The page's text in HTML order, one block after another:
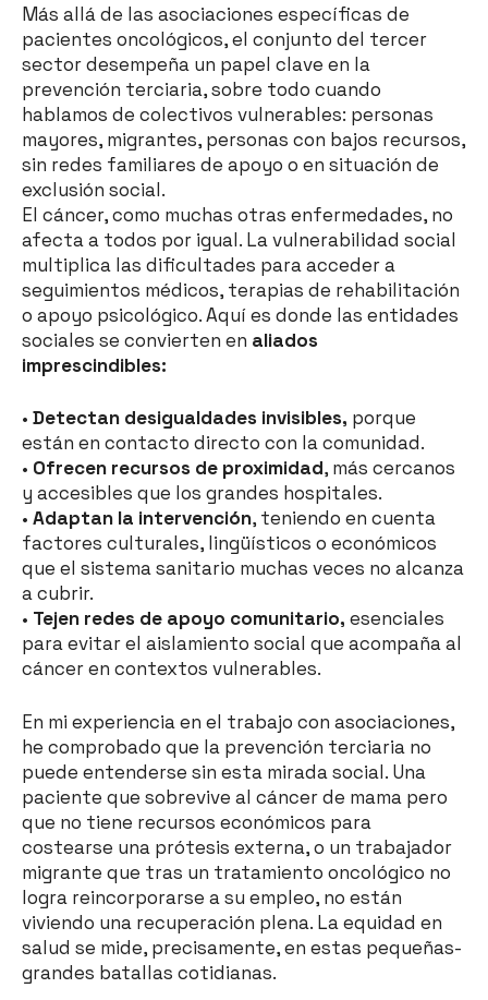
Más allá de las asociaciones específicas de
pacientes oncológicos, el conjunto del tercer
sector desempeña un papel clave en la
prevención terciaria, sobre todo cuando
hablamos de colectivos vulnerables: personas
mayores, migrantes, personas con bajos recursos,
sin redes familiares de apoyo o en situación de
exclusión social.
El cáncer, como muchas otras enfermedades, no
afecta a todos por igual. La vulnerabilidad social
multiplica las dificultades para acceder a
seguimientos médicos, terapias de rehabilitación
o apoyo psicológico. Aquí es donde las entidades
sociales se convierten en aliados
imprescindibles:
• Detectan desigualdades invisibles, porque
están en contacto directo con la comunidad.
• Ofrecen recursos de proximidad, más cercanos
y accesibles que los grandes hospitales.
• Adaptan la intervención, teniendo en cuenta
factores culturales, lingüísticos o económicos
que el sistema sanitario muchas veces no alcanza
a cubrir.
• Tejen redes de apoyo comunitario, esenciales
para evitar el aislamiento social que acompaña al
cáncer en contextos vulnerables.
En mi experiencia en el trabajo con asociaciones,
he comprobado que la prevención terciaria no
puede entenderse sin esta mirada social. Una
paciente que sobrevive al cáncer de mama pero
que no tiene recursos económicos para
costearse una prótesis externa, o un trabajador
migrante que tras un tratamiento oncológico no
logra reincorporarse a su empleo, no están
viviendo una recuperación plena. La equidad en
salud se mide, precisamente, en estas pequeñas-
grandes batallas cotidianas.